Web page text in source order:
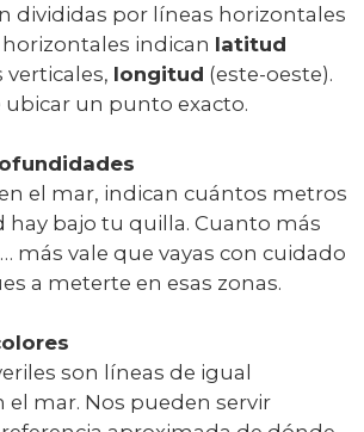
divididas por líneas horizontales
horizontales indican latitud
verticales, longitud (este-oeste).
un punto exacto.
el mar, indican cuántos metros
bajo tu quilla. Cuanto más
más vale que vayas con cuidado
a meterte en esas zonas.
son líneas de igual
mar. Nos pueden servir